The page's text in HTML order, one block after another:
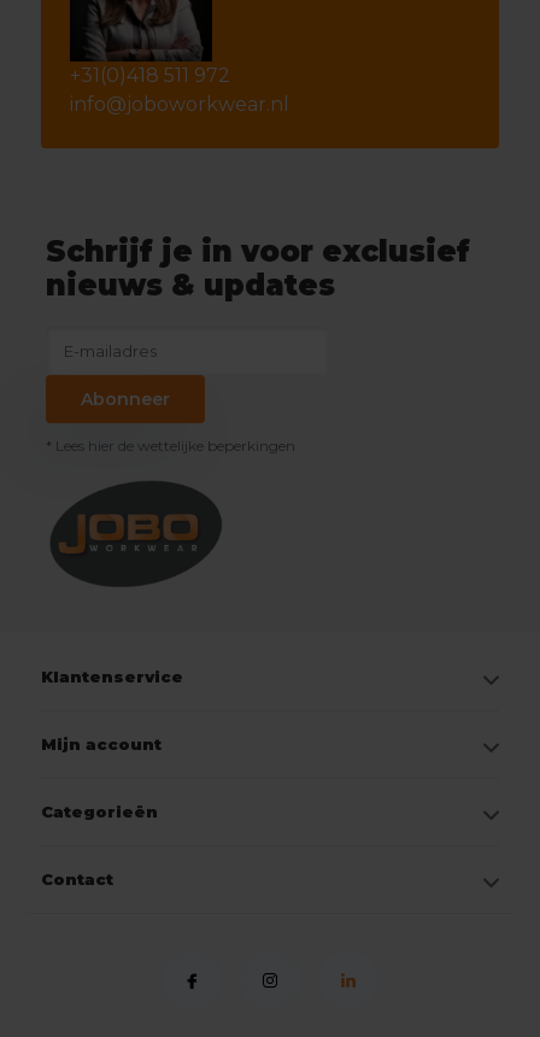
+31(0)418 511 972
info@joboworkwear.nl
Schrijf je in voor exclusief
nieuws & updates
Abonneer
* Lees hier de wettelijke beperkingen
Klantenservice
Mijn account
Categorieën
Contact